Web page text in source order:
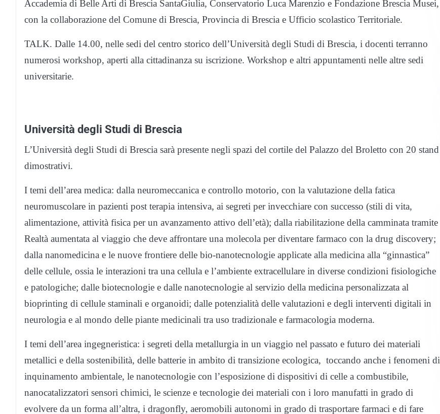
Accademia di Belle Arti di Brescia SantaGiulia, Conservatorio Luca Marenzio e Fondazione Brescia Musei,
con la collaborazione del Comune di Brescia, Provincia di Brescia e Ufficio scolastico Territoriale.
TALK. Dalle 14.00, nelle sedi del centro storico dell’Università degli Studi di Brescia, i docenti terranno
numerosi workshop, aperti alla cittadinanza su iscrizione. Workshop e altri appuntamenti nelle altre sedi
universitarie.
Università degli Studi di Brescia
L’Università degli Studi di Brescia sarà presente negli spazi del cortile del Palazzo del Broletto con 20 stand
dimostrativi.
I temi dell’area medica: dalla neuromeccanica e controllo motorio, con la valutazione della fatica
neuromuscolare in pazienti post terapia intensiva, ai segreti per invecchiare con successo (stili di vita,
alimentazione, attività fisica per un avanzamento attivo dell’età); dalla riabilitazione della camminata tramite
Realtà aumentata al viaggio che deve affrontare una molecola per diventare farmaco con la drug discovery;
dalla nanomedicina e le nuove frontiere delle bio-nanotecnologie applicate alla medicina alla “ginnastica”
delle cellule, ossia le interazioni tra una cellula e l’ambiente extracellulare in diverse condizioni fisiologiche
e patologiche; dalle biotecnologie e dalle nanotecnologie al servizio della medicina personalizzata al
bioprinting di cellule staminali e organoidi; dalle potenzialità delle valutazioni e degli interventi digitali in
neurologia e al mondo delle piante medicinali tra uso tradizionale e farmacologia moderna.
I temi dell’area ingegneristica: i segreti della metallurgia in un viaggio nel passato e futuro dei materiali
metallici e della sostenibilità, delle batterie in ambito di transizione ecologica, toccando anche i fenomeni di
inquinamento ambientale, le nanotecnologie con l’esposizione di dispositivi di celle a combustibile,
nanocatalizzatori sensori chimici, le scienze e tecnologie dei materiali con i loro manufatti in grado di
evolvere da un forma all’altra, i dragonfly, aeromobili autonomi in grado di trasportare farmaci e di fare